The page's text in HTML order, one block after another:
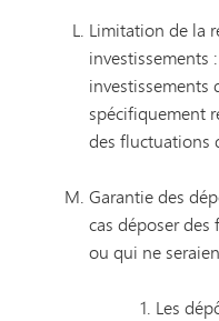
Limitation de la
investissements
investissements
spécifiquement
des fluctuations
Garantie des
cas déposer des
ou qui ne
Les